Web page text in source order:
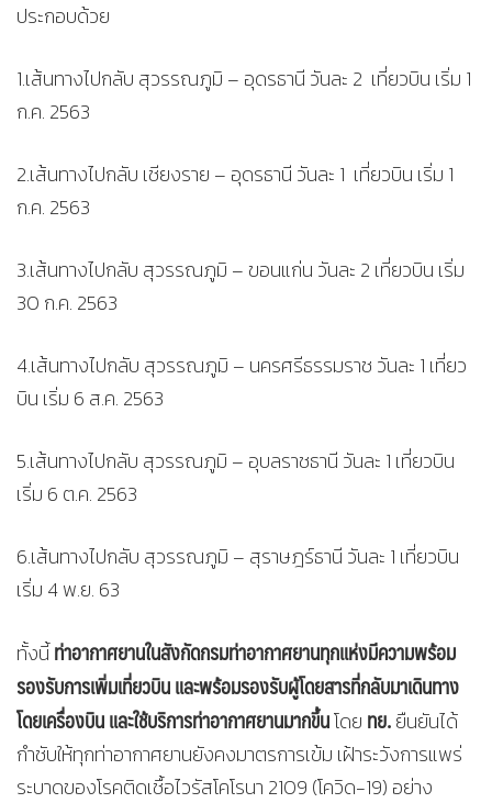
ประกอบด้วย
1.เส้นทางไปกลับ สุวรรณภูมิ – อุดรธานี วันละ 2 เที่ยวบิน เริ่ม 1
ก.ค. 2563
2.เส้นทางไปกลับ เชียงราย – อุดรธานี วันละ 1 เที่ยวบิน เริ่ม 1
ก.ค. 2563
3.เส้นทางไปกลับ สุวรรณภูมิ – ขอนแก่น วันละ 2 เที่ยวบิน เริ่ม
30 ก.ค. 2563
4.เส้นทางไปกลับ สุวรรณภูมิ – นครศรีธรรมราช วันละ 1 เที่ยว
บิน เริ่ม 6 ส.ค. 2563
5.เส้นทางไปกลับ สุวรรณภูมิ – อุบลราชธานี วันละ 1 เที่ยวบิน
เริ่ม 6 ต.ค. 2563
6.เส้นทางไปกลับ สุวรรณภูมิ – สุราษฎร์ธานี วันละ 1 เที่ยวบิน
เริ่ม 4 พ.ย. 63
ทั้งนี้ท่าอากาศยานในสังกัดกรมท่าอากาศยานทุกแห่งมีความพร้อม
รองรับการเพิ่มเที่ยวบิน และพร้อมรองรับผู้โดยสารที่กลับมาเดินทาง
โดยเครื่องบิน และใช้บริการท่าอากาศยานมากขึ้นโดย ทย.ยืนยันได้
กำชับให้ทุกท่าอากาศยานยังคงมาตรการเข้ม เฝ้าระวังการแพร่
ระบาดของโรคติดเชื้อไวรัสโคโรนา 2109 (โควิด-19) อย่าง